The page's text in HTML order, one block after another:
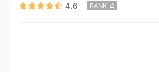
4.6 RANK 4